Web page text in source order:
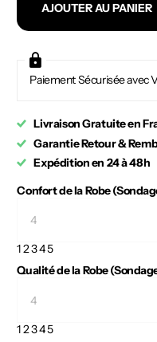
AJOUTER AU PANIER
Paiement Sécurisée avec
Livraison Gratuite en
Garantie Retour &
Expédition en 24 à 48h
Confort de la Robe
12345
Qualité de la Robe
12345